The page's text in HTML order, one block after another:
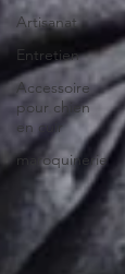
Artisanat
Entretien
Accessoire
pour chien
en cuir
maroquinerie